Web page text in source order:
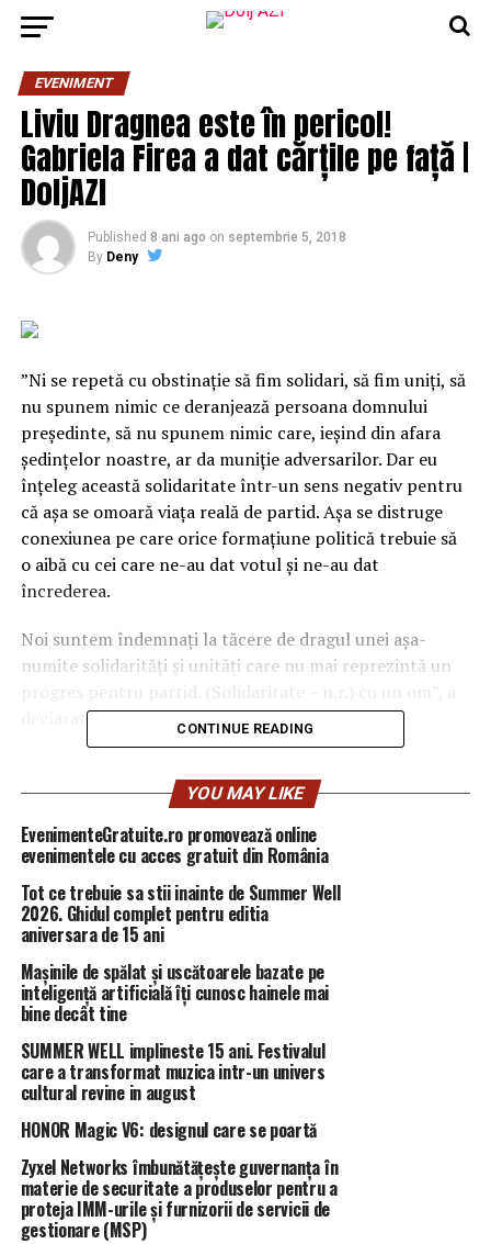
EVENIMENT
Liviu Dragnea este în pericol!
Gabriela Firea a dat cărțile pe față |
DoljAZI
Published 8 ani ago on septembrie 5, 2018
By Deny
”Ni se repetă cu obstinaţie să fim solidari, să fim uniţi, să
nu spunem nimic ce deranjează persoana domnului
preşedinte, să nu spunem nimic care, ieşind din afara
şedinţelor noastre, ar da muniţie adversarilor. Dar eu
înţeleg această solidaritate într-un sens negativ pentru
că aşa se omoară viaţa reală de partid. Aşa se distruge
conexiunea pe care orice formaţiune politică trebuie să
o aibă cu cei care ne-au dat votul şi ne-au dat
încrederea.
Noi suntem îndemnaţi la tăcere de dragul unei aşa-
numite solidarităţi şi unităţi care nu mai reprezintă un
declarat primarul general al Capitalei, la TVR.
interesul României, interesul unui partid, unei guvernări
Dacă greşesc, se va dovedi”.
De asemenea, întrebată dacă Liviu Dragnea ar trebui să
facă un pas în spate pentru ca PSD să meargă pe o
direcţie bună, Firea a precizat: ”Este doar punctul meu
de vedere, nu m-am consultat cu alţi colegi, a nu se
interpreta într-un alt fel. Din punctul meu de vedere,
da. Ori schimbă modul de lucru şi renunţă la a se mai
consulta doar cu două-trei persoane, multe care nici nu
fac parte din Guvern (…), dacă nu, cred că o retragere ar
fi benefică pentru partid, dar mai puţin pentru partid,
cât pentru ţară”, a încheiat primarul PMB, citat de
B1.ro.
RELATED TOPICS: PRIMA
CONTINUE READING
YOU MAY LIKE
EvenimenteGratuite.ro promovează online
evenimentele cu acces gratuit din România
Tot ce trebuie sa stii inainte de Summer Well
2026. Ghidul complet pentru editia
aniversara de 15 ani
Mașinile de spălat și uscătoarele bazate pe
inteligență artificială îți cunosc hainele mai
bine decât tine
SUMMER WELL implineste 15 ani. Festivalul
care a transformat muzica intr-un univers
cultural revine in august
HONOR Magic V6: designul care se poartă
Zyxel Networks îmbunătățește guvernanța în
materie de securitate a produselor pentru a
proteja IMM-urile și furnizorii de servicii de
gestionare (MSP)